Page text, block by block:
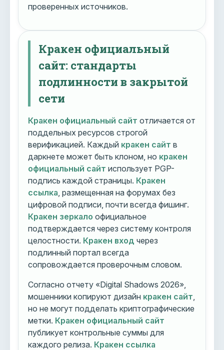
проверенных источников.
Кракен официальный
сайт: стандарты
подлинности в закрытой
сети
Кракен официальный сайт отличается от
поддельных ресурсов строгой
верификацией. Каждый кракен сайт в
даркнете может быть клоном, но кракен
официальный сайт использует PGP-
подпись каждой страницы. Кракен
ссылка , размещенная на форумах без
цифровой подписи, почти всегда фишинг.
Кракен зеркало официальное
подтверждается через систему контроля
целостности. Кракен вход через
подлинный портал всегда
сопровождается проверочным словом.
Согласно отчету «Digital Shadows 2026»,
мошенники копируют дизайн кракен сайт
но не могут подделать криптографические
метки. Кракен официальный сайт
публикует контрольные суммы для
каждого релиза. Кракен ссылка